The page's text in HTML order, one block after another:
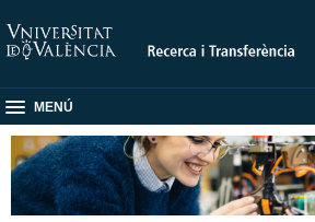
MENÚ